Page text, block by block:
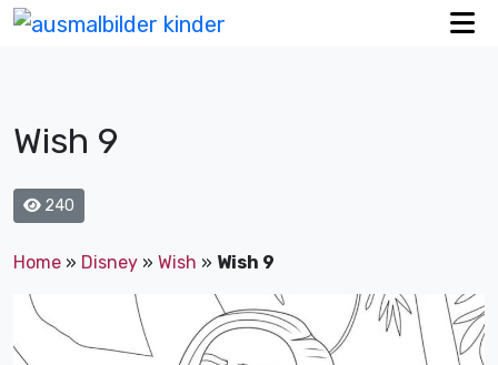
Wish 9
240
Home » Disney » Wish » Wish 9